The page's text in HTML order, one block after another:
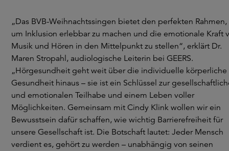
„Das BVB-Weihnachtssingen bietet den perfekten Rahmen,
um Inklusion erlebbar zu machen und die emotionale Kraft
Musik und Hören in den Mittelpunkt zu stellen“, erklärt Dr.
Maren Stropahl, audiologische Leiterin bei GEERS.
„Hörgesundheit geht weit über die individuelle körperliche
Gesundheit hinaus – sie ist ein Schlüssel zur
und emotionalen Teilhabe und einem Leben voller
Möglichkeiten. Gemeinsam mit Cindy Klink wollen wir ein
Bewusstsein dafür schaffen, wie wichtig Barrierefreiheit für
unsere Gesellschaft ist. Die Botschaft lautet: Jeder Mensch
verdient es, gehört zu werden – unabhängig von seinen